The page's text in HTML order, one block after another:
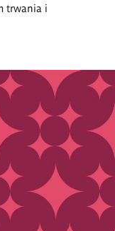
trwania i